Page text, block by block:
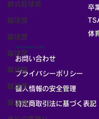
軟式庭球部
蹴球部
蹴球部
蹴球部
蹴球部
蹴球部
蹴球部
卒
体
INFORMATION
お問い合わせ
プライバシーポリシー
個人情報の安全管理
​特定商取引法に基づく表記